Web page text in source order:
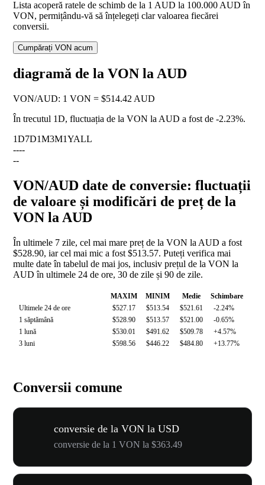
Lista acoperă ratele de schimb de la 1 AUD la 100.000 AUD în
VON, permițându-vă să înțelegeți clar valoarea fiecărei
conversii.
Cumpărați VON acum
diagramă de la VON la AUD
VON/AUD: 1 VON = $514.42 AUD
În trecutul 1D, fluctuația de la VON la AUD a fost de -2.23%.
1D7D1M3M1YALL
----
--
VON/AUD date de conversie: fluctuații
de valoare și modificări de preț de la
VON la AUD
În ultimele 7 zile, cel mai mare preț de la VON la AUD a fost
$528.90, iar cel mai mic a fost $513.57. Puteți verifica mai
multe date în tabelul de mai jos, inclusiv prețul de la VON la
AUD în ultimele 24 de ore, 30 de zile și 90 de zile.
MAXIM MINIM Medie
Schimbare
Ultimele 24 de ore
$527.17 $513.54 $521.61
-2.24%
1 săptămână
$528.90 $513.57 $521.00
-0.65%
1 lună
$530.01 $491.62 $509.78
+4.57%
3 luni
$598.56 $446.22 $484.80 +13.77%
Conversii comune
conversie de la VON la USD
conversie de la 1 VON la $363.49